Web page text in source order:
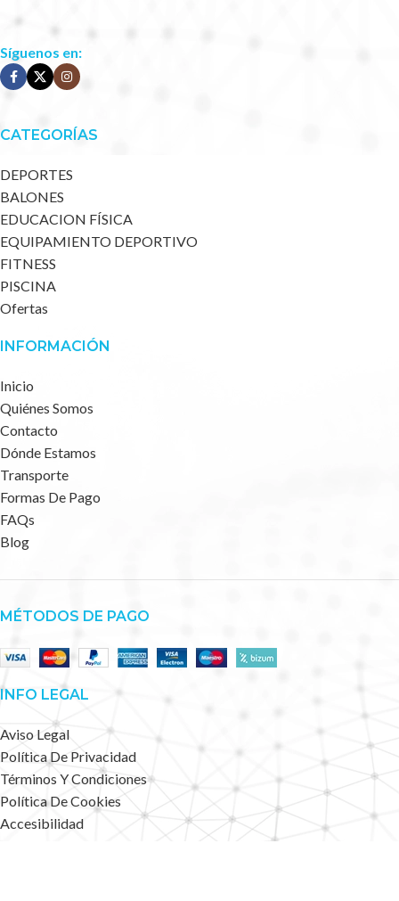
Síguenos en:
CATEGORÍAS
DEPORTES
BALONES
EDUCACION FÍSICA
EQUIPAMIENTO DEPORTIVO
FITNESS
PISCINA
Ofertas
INFORMACIÓN
Inicio
Quiénes Somos
Contacto
Dónde Estamos
Transporte
Formas De Pago
FAQs
Blog
MÉTODOS DE PAGO
INFO LEGAL
Aviso Legal
Política De Privacidad
Términos Y Condiciones
Política De Cookies
Accesibilidad